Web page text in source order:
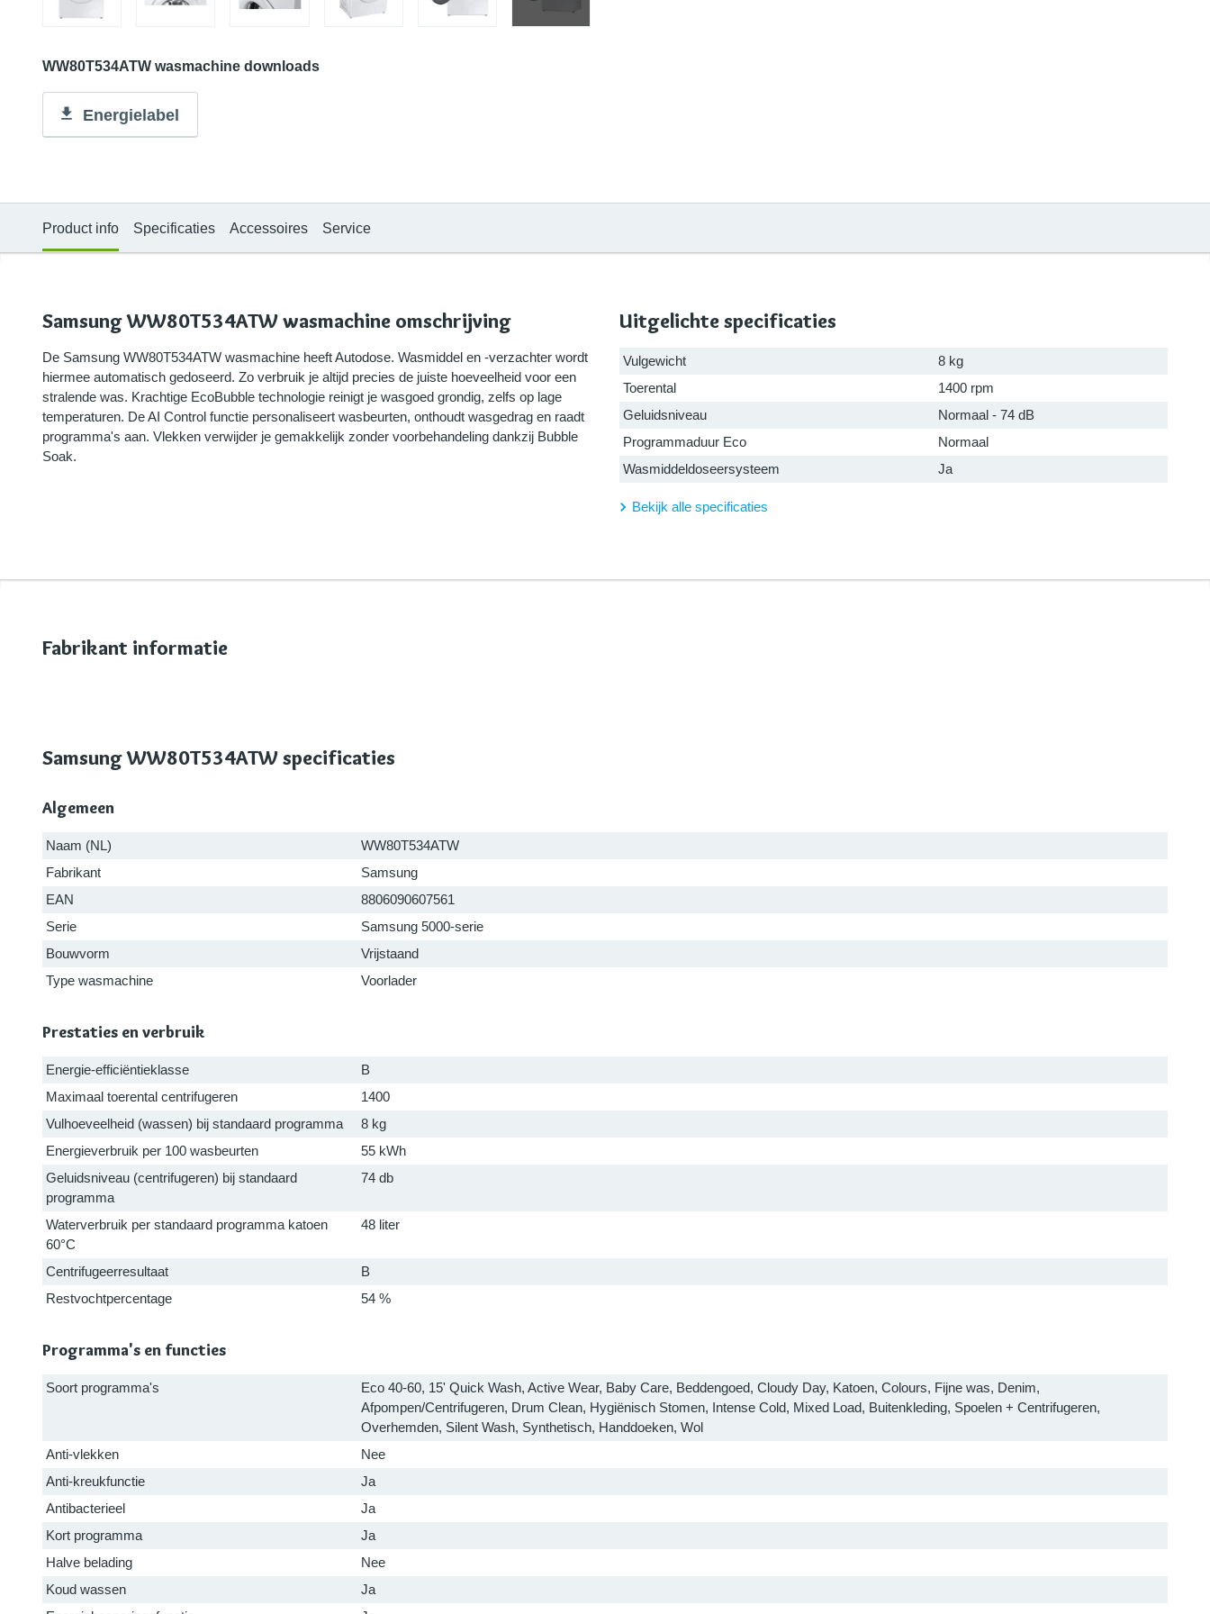
WW80T534ATW wasmachine downloads
Energielabel
Product info Specificaties Accessoires Service
Samsung WW80T534ATW wasmachine omschrijving
De Samsung WW80T534ATW wasmachine heeft Autodose. Wasmiddel en -verzachter wordt
hiermee automatisch gedoseerd. Zo verbruik je altijd precies de juiste hoeveelheid voor een
stralende was. Krachtige EcoBubble technologie reinigt je wasgoed grondig, zelfs op lage
temperaturen. De AI Control functie personaliseert wasbeurten, onthoudt wasgedrag en raadt
programma's aan. Vlekken verwijder je gemakkelijk zonder voorbehandeling dankzij Bubble
Soak.
Uitgelichte specificaties
Vulgewicht
8 kg
Toerental
1400 rpm
Geluidsniveau
Normaal - 74 dB
Programmaduur Eco
Normaal
Wasmiddeldoseersysteem
Ja
Bekijk alle specificaties
Fabrikant informatie
Samsung WW80T534ATW specificaties
Algemeen
Naam (NL)
WW80T534ATW
Fabrikant
Samsung
EAN
8806090607561
Serie
Samsung 5000-serie
Bouwvorm
Vrijstaand
Type wasmachine
Voorlader
Prestaties en verbruik
Energie-efficiëntieklasse
B
Maximaal toerental centrifugeren
1400
Vulhoeveelheid (wassen) bij standaard programma
8 kg
Energieverbruik per 100 wasbeurten
55 kWh
Geluidsniveau (centrifugeren) bij standaard
programma
74 db
Waterverbruik per standaard programma katoen
60°C
48 liter
Centrifugeerresultaat
B
Restvochtpercentage
54 %
Programma's en functies
Soort programma's
Eco 40-60, 15' Quick Wash, Active Wear, Baby Care, Beddengoed, Cloudy Day, Katoen, Colours, Fijne was, Denim,
Afpompen/Centrifugeren, Drum Clean, Hygiënisch Stomen, Intense Cold, Mixed Load, Buitenkleding, Spoelen + Centrifugeren,
Overhemden, Silent Wash, Synthetisch, Handdoeken, Wol
Anti-vlekken
Nee
Anti-kreukfunctie
Ja
Antibacterieel
Ja
Kort programma
Ja
Halve belading
Nee
Koud wassen
Ja